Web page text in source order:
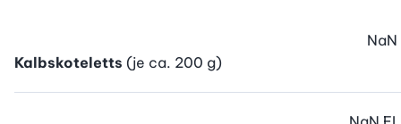
Kalbskoteletts (je ca. 200 g)
NaN